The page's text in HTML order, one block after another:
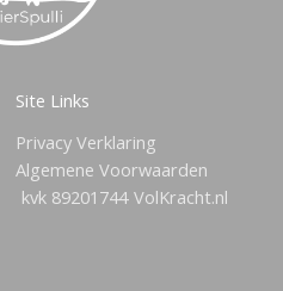
Site Links
Privacy Verklaring
Algemene Voorwaarden
kvk 89201744 VolKracht.nl